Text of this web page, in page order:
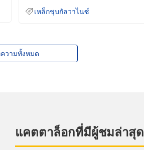
เหล็กชุบกัลวาไนซ์
วามทั้งหมด
แคตตาล็อกที่มีผู้ชมล่าสุด